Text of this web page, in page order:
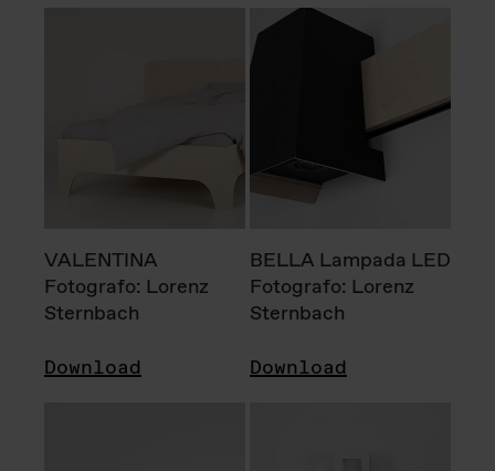
VALENTINA
Fotografo: Lorenz
Sternbach
Download
BELLA Lampada LED
Fotografo: Lorenz
Sternbach
Download